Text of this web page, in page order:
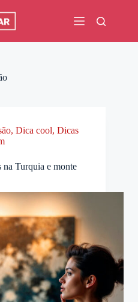
, Dica cool, Dicas
na Turquia e monte